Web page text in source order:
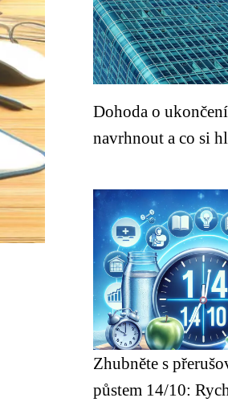
Dohoda o
navrhnout a co si
Zhubněte s
půstem 14/10: